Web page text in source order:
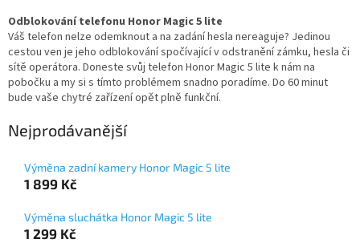
Odblokování telefonu Honor Magic 5 lite
Váš telefon nelze odemknout a na zadání hesla nereaguje? Jedinou
cestou ven je jeho odblokování spočívající v odstranění zámku, hesla či
sítě operátora. Doneste svůj telefon Honor Magic 5 lite k nám na
pobočku a my si s tímto problémem snadno poradíme. Do 60 minut
bude vaše chytré zařízení opět plně funkční.
Nejprodávanější
Výměna zadní kamery Honor Magic 5 lite
1 899 Kč
Výměna sluchátka Honor Magic 5 lite
1 299 Kč